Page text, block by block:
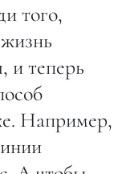
того,
и теперь
Например,